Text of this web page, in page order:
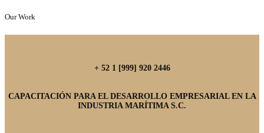
Our Work
+ 52 1 [999] 920 2446
CAPACITACIÓN PARA EL DESARROLLO EMPRESARIAL EN LA
INDUSTRIA MARÍTIMA S.C.